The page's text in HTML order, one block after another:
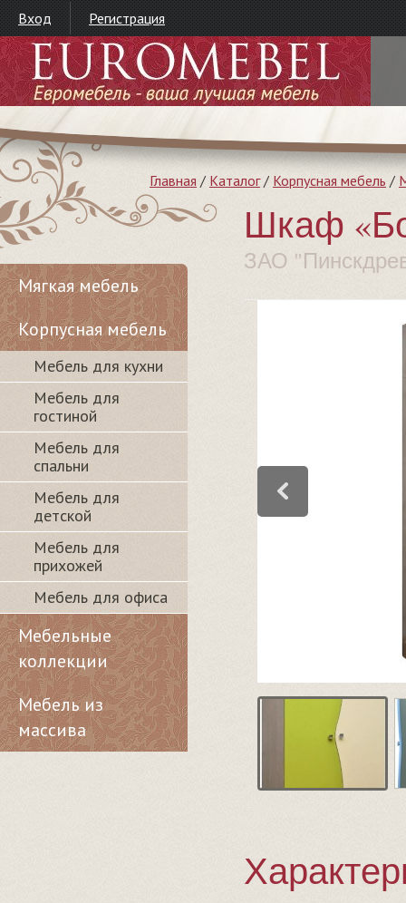
Вход Регистрация
Главная / Каталог/ Корпусная мебель /
Шкаф
ЗАО
Мягкая мебель
Корпусная мебель
Мебель для кухни
Мебель для
гостиной
Мебель для
спальни
Мебель для
детской
Мебель для
прихожей
Мебель для офиса
Мебельные
коллекции
Мебель из
массива